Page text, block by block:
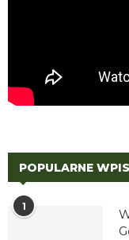
POPULARNE
1